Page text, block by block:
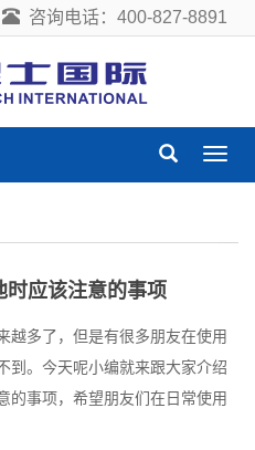
咨询电话：400-827-8891
导
时应该注意的事项
越多了，但是有很多朋友在使用
到。今天呢小编就来跟大家介绍
的事项，希望朋友们在日常使用